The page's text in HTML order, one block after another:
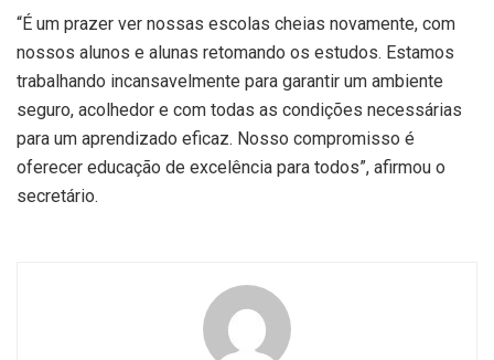
“É um prazer ver nossas escolas cheias novamente, com
nossos alunos e alunas retomando os estudos. Estamos
trabalhando incansavelmente para garantir um ambiente
seguro, acolhedor e com todas as condições necessárias
para um aprendizado eficaz. Nosso compromisso é
oferecer educação de excelência para todos”, afirmou o
secretário.